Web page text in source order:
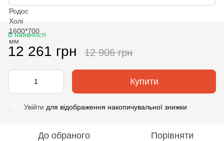
В наявності
12 261 грн 12 906 грн
Купити
Увійти для відображення накопичувальної знижки
До обраного Порівняти